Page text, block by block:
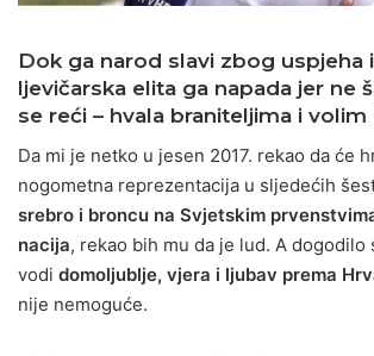
Dok ga narod slavi zbog uspjeha
ljevičarska elita ga napada jer ne
se reći – hvala braniteljima i volim
Da mi je netko u jesen 2017. rekao da će
nogometna reprezentacija u sljedećih
srebro i broncu na Svjetskim
nacija, rekao bih mu da je lud. A dogodilo
vodi domoljublje, vjera i ljubav prema
nije nemoguće.